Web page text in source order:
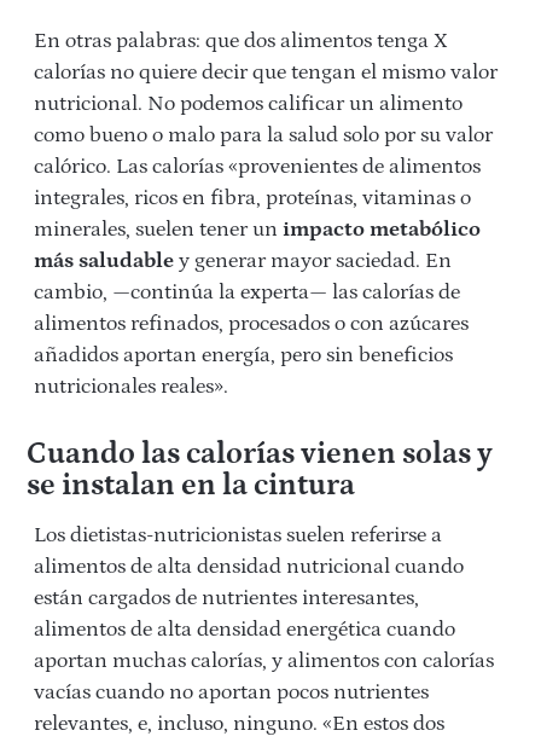
En otras palabras: que dos alimentos tenga X
calorías no quiere decir que tengan el mismo valor
nutricional. No podemos calificar un alimento
como bueno o malo para la salud solo por su valor
calórico. Las calorías «provenientes de alimentos
integrales, ricos en fibra, proteínas, vitaminas o
minerales, suelen tener un impacto metabólico
más saludable y generar mayor saciedad. En
cambio, —continúa la experta— las calorías de
alimentos refinados, procesados o con azúcares
añadidos aportan energía, pero sin beneficios
nutricionales reales».
Cuando las calorías vienen solas y
se instalan en la cintura
Los dietistas-nutricionistas suelen referirse a
alimentos de alta densidad nutricional cuando
están cargados de nutrientes interesantes,
alimentos de alta densidad energética cuando
aportan muchas calorías, y alimentos con calorías
vacías cuando no aportan pocos nutrientes
relevantes, e, incluso, ninguno. «En estos dos